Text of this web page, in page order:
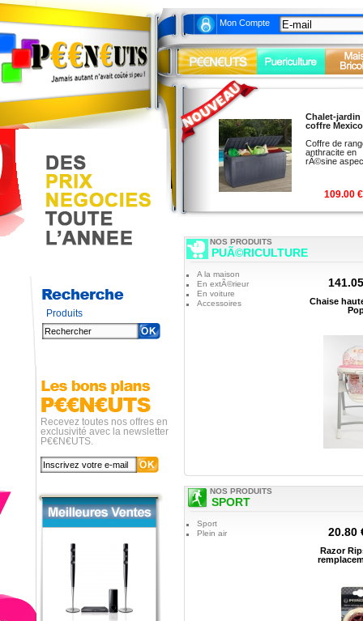
Produits
Recevez toutes nos offres en
exclusivité avec la newsletter
P€€N€UTS.
Mon Compte
Chalet-jardin
coffre Mexico
Coffre de
anthracite en
rÃ©sine
109.00 €
NOS PRODUITS
PUÃ©RICULTURE
A la maison
En extÃ©rieur
En voiture
Accessoires
Chaise
NOS PRODUITS
SPORT
Sport
Plein air
20.80
Razor